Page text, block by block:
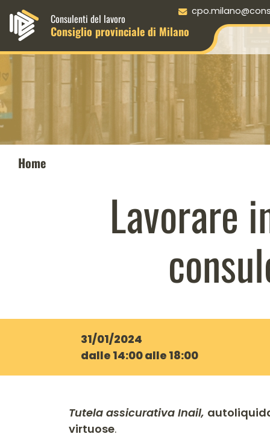
Menu principale desktop
Consulenti del lavoro
Consiglio provinciale di Milano
Home
Lavorare
31/01/2024
dalle 14:00 alle 18:00
Tutela assicurativa Inail,
virtuose.